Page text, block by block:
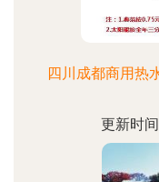
四川成都商用热
更新时